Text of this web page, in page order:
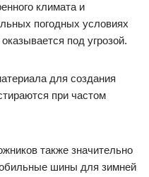
климата и
погодных условиях
под угрозой.
для создания
при частом
также значительно
шины для зимней